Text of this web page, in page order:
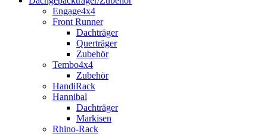
Engage4x4
Front Runner
Dachträger
Querträger
Zubehör
Tembo4x4
Zubehör
HandiRack
Hannibal
Dachträger
Markisen
Rhino-Rack